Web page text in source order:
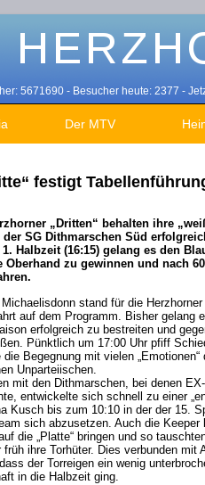
5671690 - Besucher heute: 2377 -
Der MTV
festigt
„Dritten“ behalten ihre
SG Dithmarschen Süd
Halbzeit (16:15) gelang es den
Oberhand zu gewinnen und nach
stand für die
auf dem Programm. Bisher gelang
erfolgreich zu bestreiten und
Pünktlich um 17:00 Uhr pfiff
Begegnung mit vielen
Unparteiischen.
mit den Dithmarschen, bei denen
entwickelte sich schnell zu einer
Kusch bis zum 10:10 in der der 15.
sich abzusetzen. Auch die
die „Platte“ bringen und so
ihre Torhüter. Dies verbunden mit
der Torreigen ein wenig
in die Halbzeit ging.